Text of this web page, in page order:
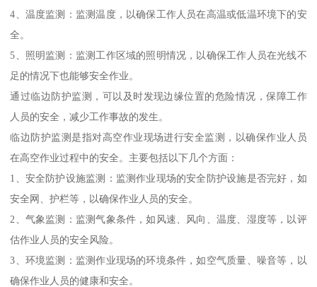
4、温度监测：监测温度，以确保工作人员在高温或低温环境下的安
全。
5、照明监测：监测工作区域的照明情况，以确保工作人员在光线不
足的情况下也能够安全作业。
通过临边防护监测，可以及时发现边缘位置的危险情况，保障工作
人员的安全，减少工作事故的发生。
临边防护监测是指对高空作业现场进行安全监测，以确保作业人员
在高空作业过程中的安全。主要包括以下几个方面：
1、安全防护设施监测：监测作业现场的安全防护设施是否完好，如
安全网、护栏等，以确保作业人员的安全。
2、气象监测：监测气象条件，如风速、风向、温度、湿度等，以评
估作业人员的安全风险。
3、环境监测：监测作业现场的环境条件，如空气质量、噪音等，以
确保作业人员的健康和安全。